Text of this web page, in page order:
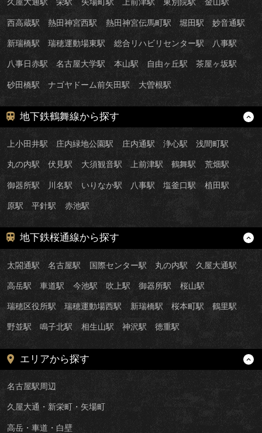
久屋大通駅 栄駅 矢場町駅 上前津駅 東別院駅 金山駅
西高蔵駅 熱田神宮西駅 熱田神宮伝馬町駅 堀田駅 妙音通駅
新瑞橋駅 瑞穂運動場東駅 総合リハビリセンター駅 八事駅
八事日赤駅 名古屋大学駅 本山駅 自由ヶ丘駅 茶屋ヶ坂駅
砂田橋駅 ナゴヤドーム前矢田駅 大曽根駅
地下鉄鶴舞線から探す
上小田井駅 庄内緑地公園駅 庄内通駅 浄心駅 浅間町駅
丸の内駅 伏見駅 大須観音駅 上前津駅 鶴舞駅 荒畑駅
御器所駅 川名駅 いりなか駅 八事駅 塩釜口駅 植田駅
原駅 平針駅 赤池駅
地下鉄桜通線から探す
太閤通駅 名古屋駅 国際センター駅 丸の内駅 久屋大通駅
高岳駅 車道駅 今池駅 吹上駅 御器所駅 桜山駅
瑞穂区役所駅 瑞穂運動場西駅 新瑞橋駅 桜本町駅 鶴里駅
野並駅 鳴子北駅 相生山駅 神沢駅 徳重駅
エリアから探す
名古屋駅周辺
久屋大通・新栄町・矢場町
高岳・車道・白壁